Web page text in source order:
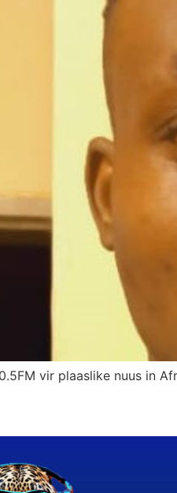
vir plaaslike nuus in